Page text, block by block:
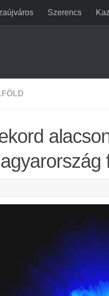
Szerencs